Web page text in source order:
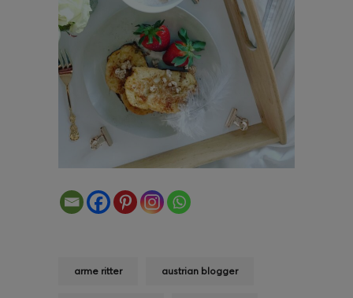
arme ritter austrian blogger